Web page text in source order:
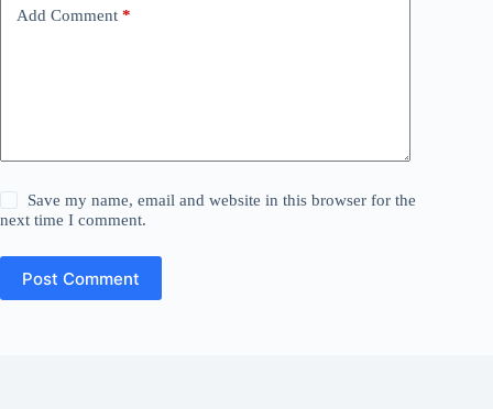
Add Comment *
Save my name, email and website in this browser for the
next time I comment.
Post Comment